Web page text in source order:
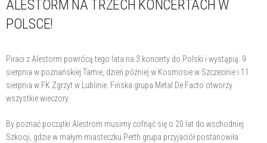
ALESTORM NA TRZECH KONCERTACH W
POLSCE!
Piraci z Alestorm powrócą tego lata na 3 koncerty do Polski i wystąpią: 9
sierpnia w poznańskiej Tamie, dzień później w Kosmosie w Szczecinie i 11
sierpnia w FK Zgrzyt w Lublinie. Fińska grupa Metal De Facto otworzy
wszystkie wieczory.
By poznać początki Alestrom musimy cofnąć się o 20 lat do wschodniej
Szkocji, gdzie w małym miasteczku Perth grupa przyjaciół postanowiła